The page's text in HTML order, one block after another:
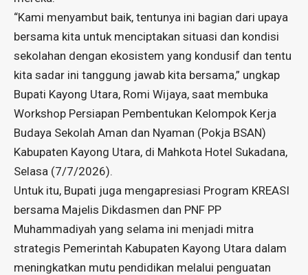
“Kami menyambut baik, tentunya ini bagian dari upaya
bersama kita untuk menciptakan situasi dan kondisi
sekolahan dengan ekosistem yang kondusif dan tentu
kita sadar ini tanggung jawab kita bersama,” ungkap
Bupati Kayong Utara, Romi Wijaya, saat membuka
Workshop Persiapan Pembentukan Kelompok Kerja
Budaya Sekolah Aman dan Nyaman (Pokja BSAN)
Kabupaten Kayong Utara, di Mahkota Hotel Sukadana,
Selasa (7/7/2026).
Untuk itu, Bupati juga mengapresiasi Program KREASI
bersama Majelis Dikdasmen dan PNF PP
Muhammadiyah yang selama ini menjadi mitra
strategis Pemerintah Kabupaten Kayong Utara dalam
meningkatkan mutu pendidikan melalui penguatan